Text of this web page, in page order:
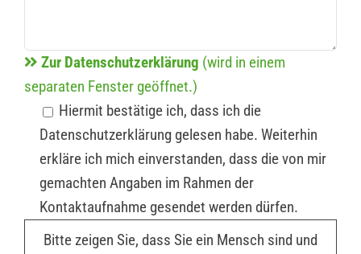
Zur Datenschutzerklärung (wird in einem
separaten Fenster geöffnet.)
Hiermit bestätige ich, dass ich die
Datenschutzerklärung gelesen habe. Weiterhin
erkläre ich mich einverstanden, dass die von mir
gemachten Angaben im Rahmen der
Kontaktaufnahme gesendet werden dürfen.
Bitte zeigen Sie, dass Sie ein Mensch sind und